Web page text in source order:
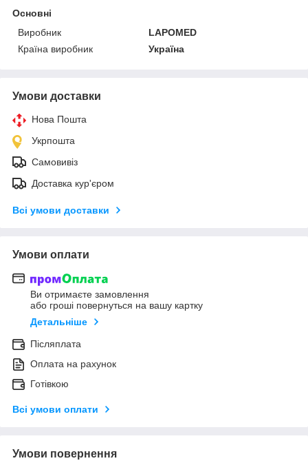
Основні
Виробник
LAPOMED
Країна виробник
Україна
Умови доставки
Нова Пошта
Укрпошта
Самовивіз
Доставка кур'єром
Всі умови доставки
Умови оплати
Ви отримаєте замовлення
або гроші повернуться на вашу картку
Детальніше
Післяплата
Оплата на рахунок
Готівкою
Всі умови оплати
Умови повернення